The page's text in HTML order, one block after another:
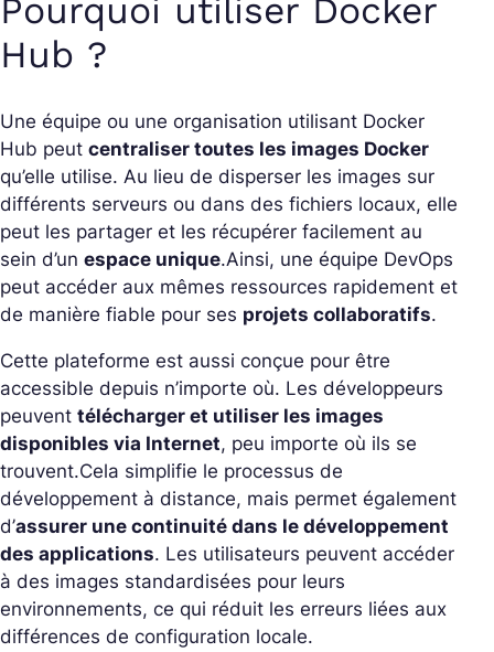
Pourquoi utiliser Docker
Hub ?
Une équipe ou une organisation utilisant Docker
Hub peut centraliser toutes les images Docker
qu’elle utilise. Au lieu de disperser les images sur
différents serveurs ou dans des fichiers locaux, elle
peut les partager et les récupérer facilement au
sein d’un espace unique.Ainsi, une équipe DevOps
peut accéder aux mêmes ressources rapidement et
de manière fiable pour ses projets collaboratifs.
Cette plateforme est aussi conçue pour être
accessible depuis n’importe où. Les développeurs
peuvent télécharger et utiliser les images
disponibles via Internet, peu importe où ils se
trouvent.Cela simplifie le processus de
développement à distance, mais permet également
d’assurer une continuité dans le développement
des applications. Les utilisateurs peuvent accéder
à des images standardisées pour leurs
environnements, ce qui réduit les erreurs liées aux
différences de configuration locale.